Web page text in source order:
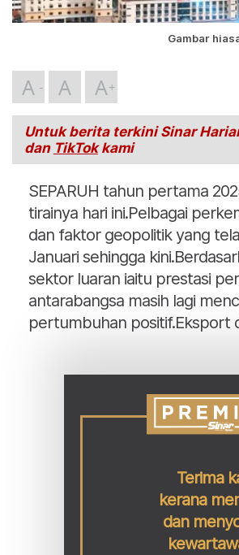
Gambar
A A A
Untuk berita terkini Sinar
dan TikTokkami
SEPARUH tahun pertama
tirainya hari ini.Pelbagai
dan faktor geopolitik yang
Januari sehingga
sektor luaran iaitu prestasi
antarabangsa masih lagi
pertumbuhan positif.Eksport
Terima
kerana
dan